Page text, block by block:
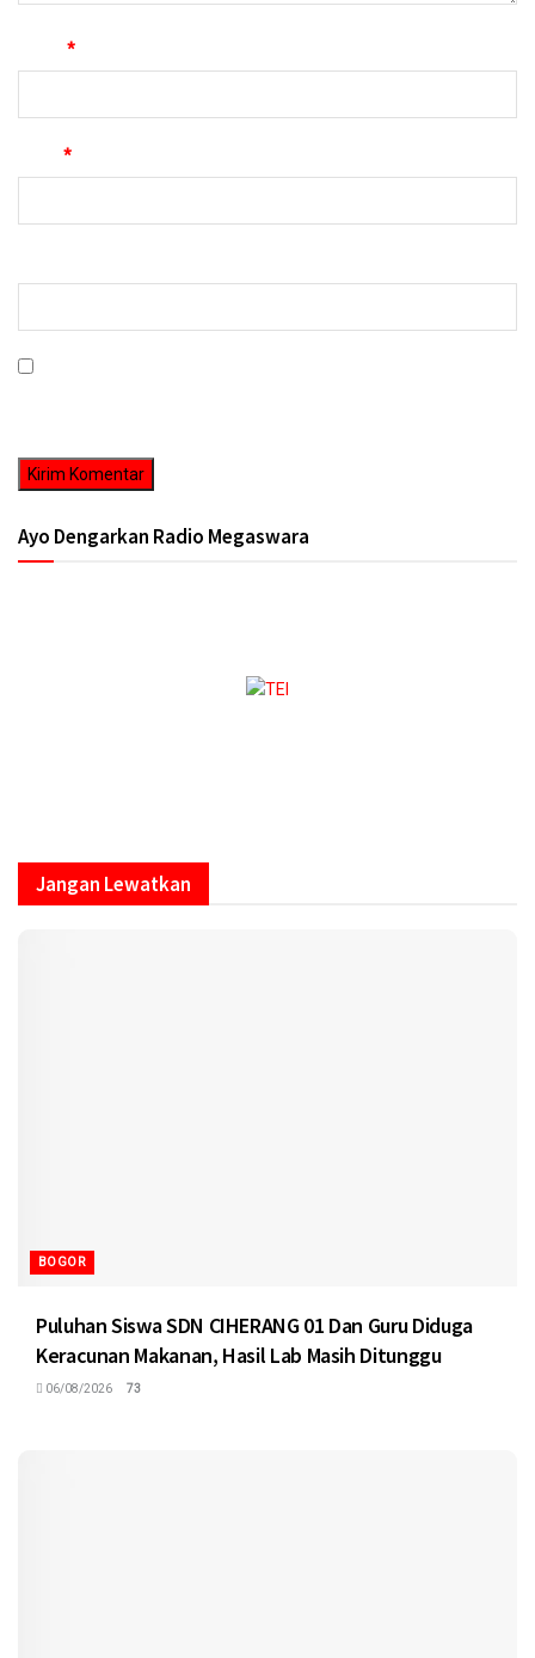
*
*
Ayo Dengarkan Radio Megaswara
Jangan Lewatkan
BOGOR
Puluhan Siswa SDN CIHERANG 01 Dan Guru Diduga
Keracunan Makanan, Hasil Lab Masih Ditunggu
06/08/2026 73